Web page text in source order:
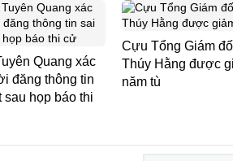
Quang xác
đăng thông tin
sau họp báo thi
Cựu Tổng Giám
Thúy Hằng được
năm tù